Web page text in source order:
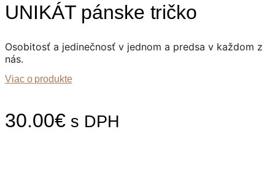
UNIKÁT pánske tričko
Osobitosť a jedinečnosť v jednom a predsa v každom z
nás.
Viac o produkte
30.00€ s DPH